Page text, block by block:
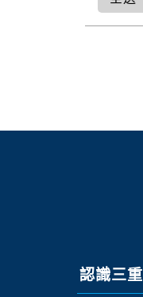
認識三重